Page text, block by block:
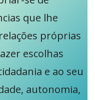
que lhe
próprias
escolhas
e ao seu
autonomia,